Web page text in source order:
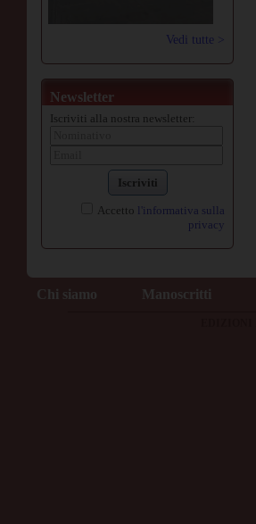
Vedi tutte >
Newsletter
Iscriviti alla nostra newsletter:
Iscriviti
Accetto l'informativa sulla
privacy
Chi siamo Manoscritti